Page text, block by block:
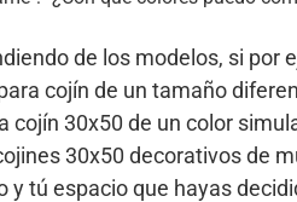
de los modelos, si
cojín de un tamaño
cojín 30x50 de un color
30x50 decorativos de
y tú espacio que hayas